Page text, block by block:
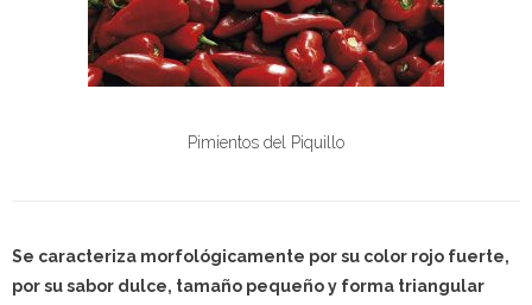
Pimientos del Piquillo
Se caracteriza morfológicamente por su color rojo fuerte,
por su sabor dulce, tamaño pequeño y forma triangular